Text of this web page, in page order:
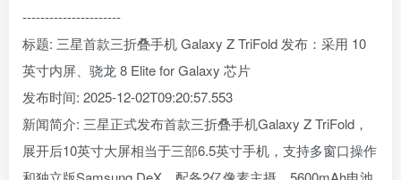
----------------------
标题: 三星首款三折叠手机 Galaxy Z TriFold 发布：采用 10
英寸内屏、骁龙 8 Elite for Galaxy 芯片
发布时间: 2025-12-02T09:20:57.553
新闻简介: 三星正式发布首款三折叠手机Galaxy Z TriFold，
展开后10英寸大屏相当于三部6.5英寸手机，支持多窗口操作